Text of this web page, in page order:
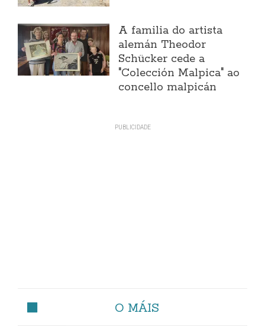
A familia do artista
alemán Theodor
Schücker cede a
"Colección Malpica" ao
concello malpicán
O MÁIS